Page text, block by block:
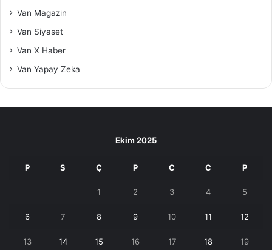
Van Magazin
Van Siyaset
Van X Haber
Van Yapay Zeka
Ekim 2025
P S Ç P C C P
1 2 3 4 5
6 7 8 9 10 11 12
13 14 15 16 17 18 19